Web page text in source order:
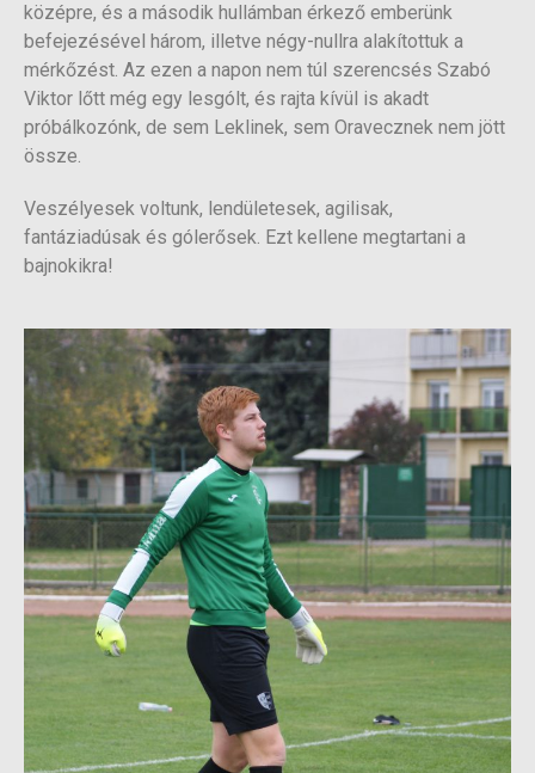
középre, és a második hullámban érkező emberünk
befejezésével három, illetve négy-nullra alakítottuk a
mérkőzést. Az ezen a napon nem túl szerencsés Szabó
Viktor lőtt még egy lesgólt, és rajta kívül is akadt
próbálkozónk, de sem Leklinek, sem Oravecznek nem jött
össze.
Veszélyesek voltunk, lendületesek, agilisak,
fantáziadúsak és gólerősek. Ezt kellene megtartani a
bajnokikra!